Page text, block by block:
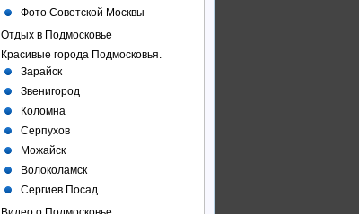
Фото Советcкой Москвы
Отдых в Подмосковье
Красивые города Подмосковья.
Зарайск
Звенигород
Коломна
Серпухов
Можайск
Волоколамск
Сергиев Посад